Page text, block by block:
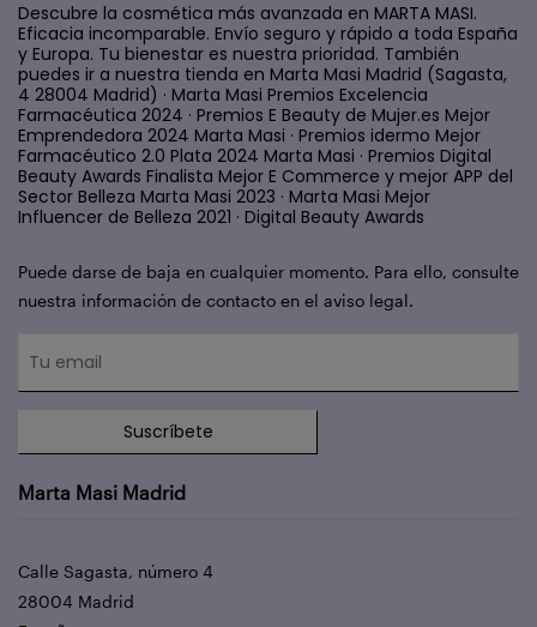
Descubre la cosmética más avanzada en MARTA MASI.
Eficacia incomparable. Envío seguro y rápido a toda España
y Europa. Tu bienestar es nuestra prioridad. También
puedes ir a nuestra tienda en Marta Masi Madrid (Sagasta,
4 28004 Madrid) · Marta Masi Premios Excelencia
Farmacéutica 2024 · Premios E Beauty de Mujer.es Mejor
Emprendedora 2024 Marta Masi · Premios idermo Mejor
Farmacéutico 2.0 Plata 2024 Marta Masi · Premios Digital
Beauty Awards Finalista Mejor E Commerce y mejor APP del
Sector Belleza Marta Masi 2023 · Marta Masi Mejor
Influencer de Belleza 2021 · Digital Beauty Awards
Puede darse de baja en cualquier momento. Para ello, consulte
nuestra información de contacto en el aviso legal.
Suscríbete
Marta Masi Madrid
Calle Sagasta, número 4
28004 Madrid